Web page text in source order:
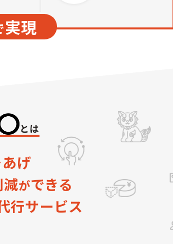
実現
とは
あげ
減ができる
行サービス